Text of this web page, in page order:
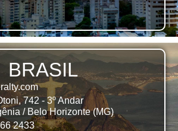
BRASIL
742 - 3º Andar
/ Belo Horizonte (MG)
2433